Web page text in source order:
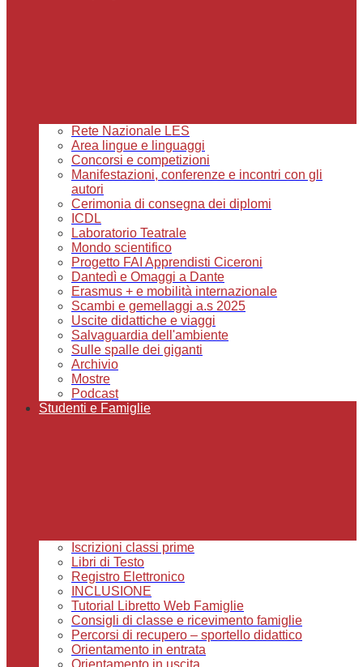
Rete Nazionale LES
Area lingue e linguaggi
Concorsi e competizioni
Manifestazioni, conferenze e incontri con gli
autori
Cerimonia di consegna dei diplomi
ICDL
Laboratorio Teatrale
Mondo scientifico
Progetto FAI Apprendisti Ciceroni
Dantedì e Omaggi a Dante
Erasmus + e mobilità internazionale
Scambi e gemellaggi a.s 2025
Uscite didattiche e viaggi
Salvaguardia dell'ambiente
Sulle spalle dei giganti
Archivio
Mostre
Podcast
Studenti e Famiglie
Iscrizioni classi prime
Libri di Testo
Registro Elettronico
INCLUSIONE
Tutorial Libretto Web Famiglie
Consigli di classe e ricevimento famiglie
Percorsi di recupero – sportello didattico
Orientamento in entrata